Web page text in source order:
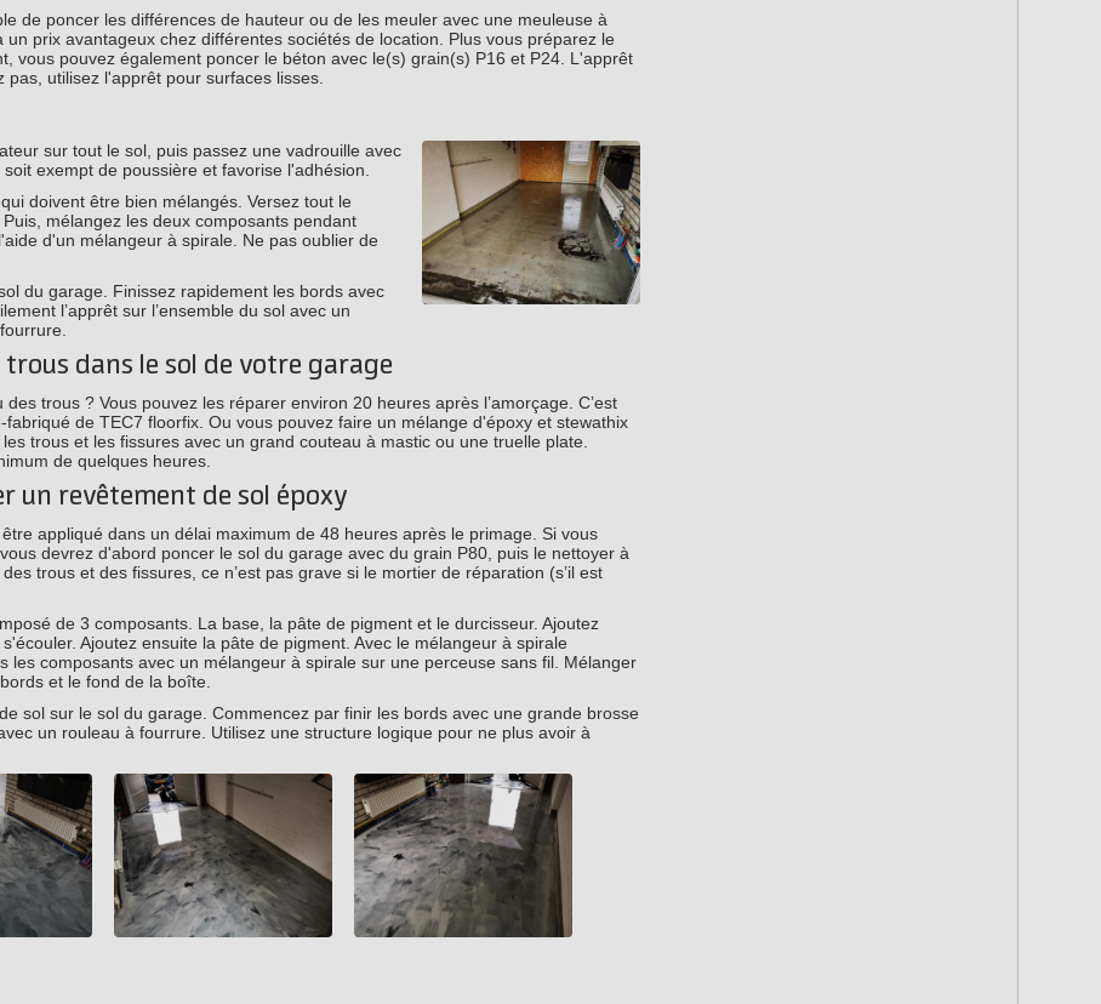
de poncer les différences de hauteur ou de les meuler avec une meuleuse à
prix avantageux chez différentes sociétés de location. Plus vous préparez le
vous pouvez également poncer le béton avec le(s) grain(s) P16 et P24. L'apprêt
utilisez l'apprêt pour surfaces lisses.
sur tout le sol, puis passez une vadrouille avec
exempt de poussière et favorise l'adhésion.
doivent être bien mélangés. Versez tout le
mélangez les deux composants pendant
d'un mélangeur à spirale. Ne pas oublier de
du garage. Finissez rapidement les bords avec
l’apprêt sur l’ensemble du sol avec un
dans le sol de votre garage
trous ? Vous pouvez les réparer environ 20 heures après l’amorçage. C’est
fabriqué de TEC7 floorfix. Ou vous pouvez faire un mélange d'époxy et stewathix
trous et les fissures avec un grand couteau à mastic ou une truelle plate.
de quelques heures.
un revêtement de sol époxy
appliqué dans un délai maximum de 48 heures après le primage. Si vous
devrez d'abord poncer le sol du garage avec du grain P80, puis le nettoyer à
trous et des fissures, ce n’est pas grave si le mortier de réparation (s’il est
de 3 composants. La base, la pâte de pigment et le durcisseur. Ajoutez
Ajoutez ensuite la pâte de pigment. Avec le mélangeur à spirale
composants avec un mélangeur à spirale sur une perceuse sans fil. Mélanger
et le fond de la boîte.
sol sur le sol du garage. Commencez par finir les bords avec une grande brosse
un rouleau à fourrure. Utilisez une structure logique pour ne plus avoir à